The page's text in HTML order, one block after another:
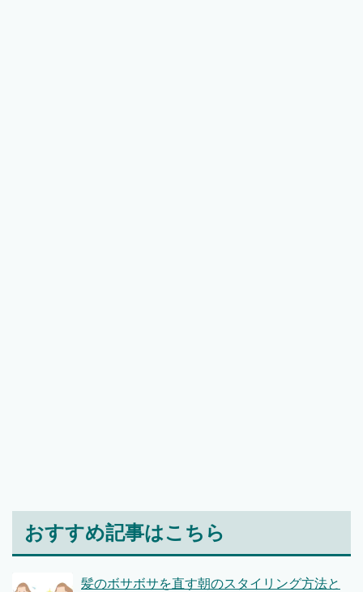
おすすめ記事はこちら
髪のボサボサを直す朝のスタイリング方法と